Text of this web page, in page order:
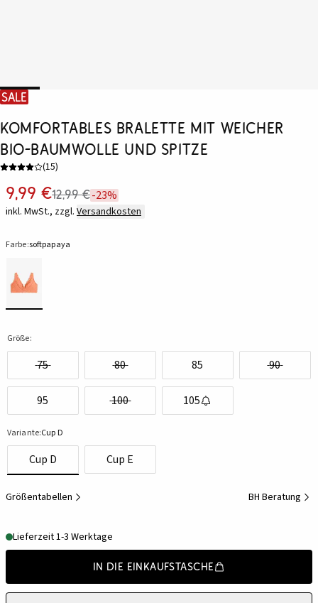
SALE
Komfortables Bralette mit weicher
Bio-Baumwolle und Spitze
(15)
9,99 €12,99 €-23%
inkl. MwSt., zzgl. Versandkosten
Farbe:softpapaya
Größe:
75 80 85 90
95 100 105
Variante:Cup D
Cup D Cup E
Größentabellen BH Beratung
Lieferzeit 1-3 Werktage
In die Einkaufstasche